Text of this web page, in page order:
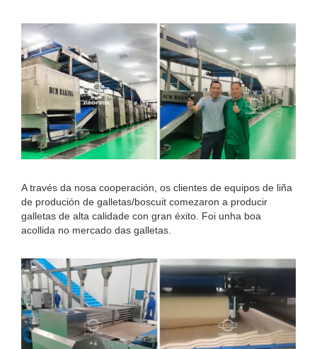
A través da nosa cooperación, os clientes de equipos de liña
de produción de galletas/boscuit comezaron a producir
galletas de alta calidade con gran éxito. Foi unha boa
acollida no mercado das galletas.